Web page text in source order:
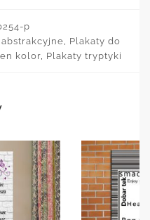
p
, Plakaty do
kolor, Plakaty tryptyki